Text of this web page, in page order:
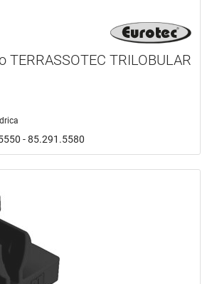
TERRASSOTEC TRILOBULAR
- 85.291.5580